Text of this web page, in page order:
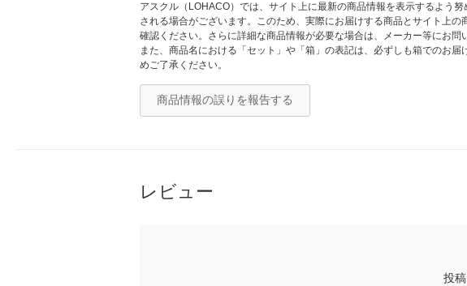
アスクル（LOHACO）では、サイト上に最新の商品情報を表示するよう
される場合がございます。このため、実際にお届けする商品とサイト上
確認ください。さらに詳細な商品情報が必要な場合は、メーカー等にお問
また、商品名における「セット」や「箱」の表記は、必ずしも箱でのお
めご了承ください。
商品情報の誤りを報告する
レビュー
投